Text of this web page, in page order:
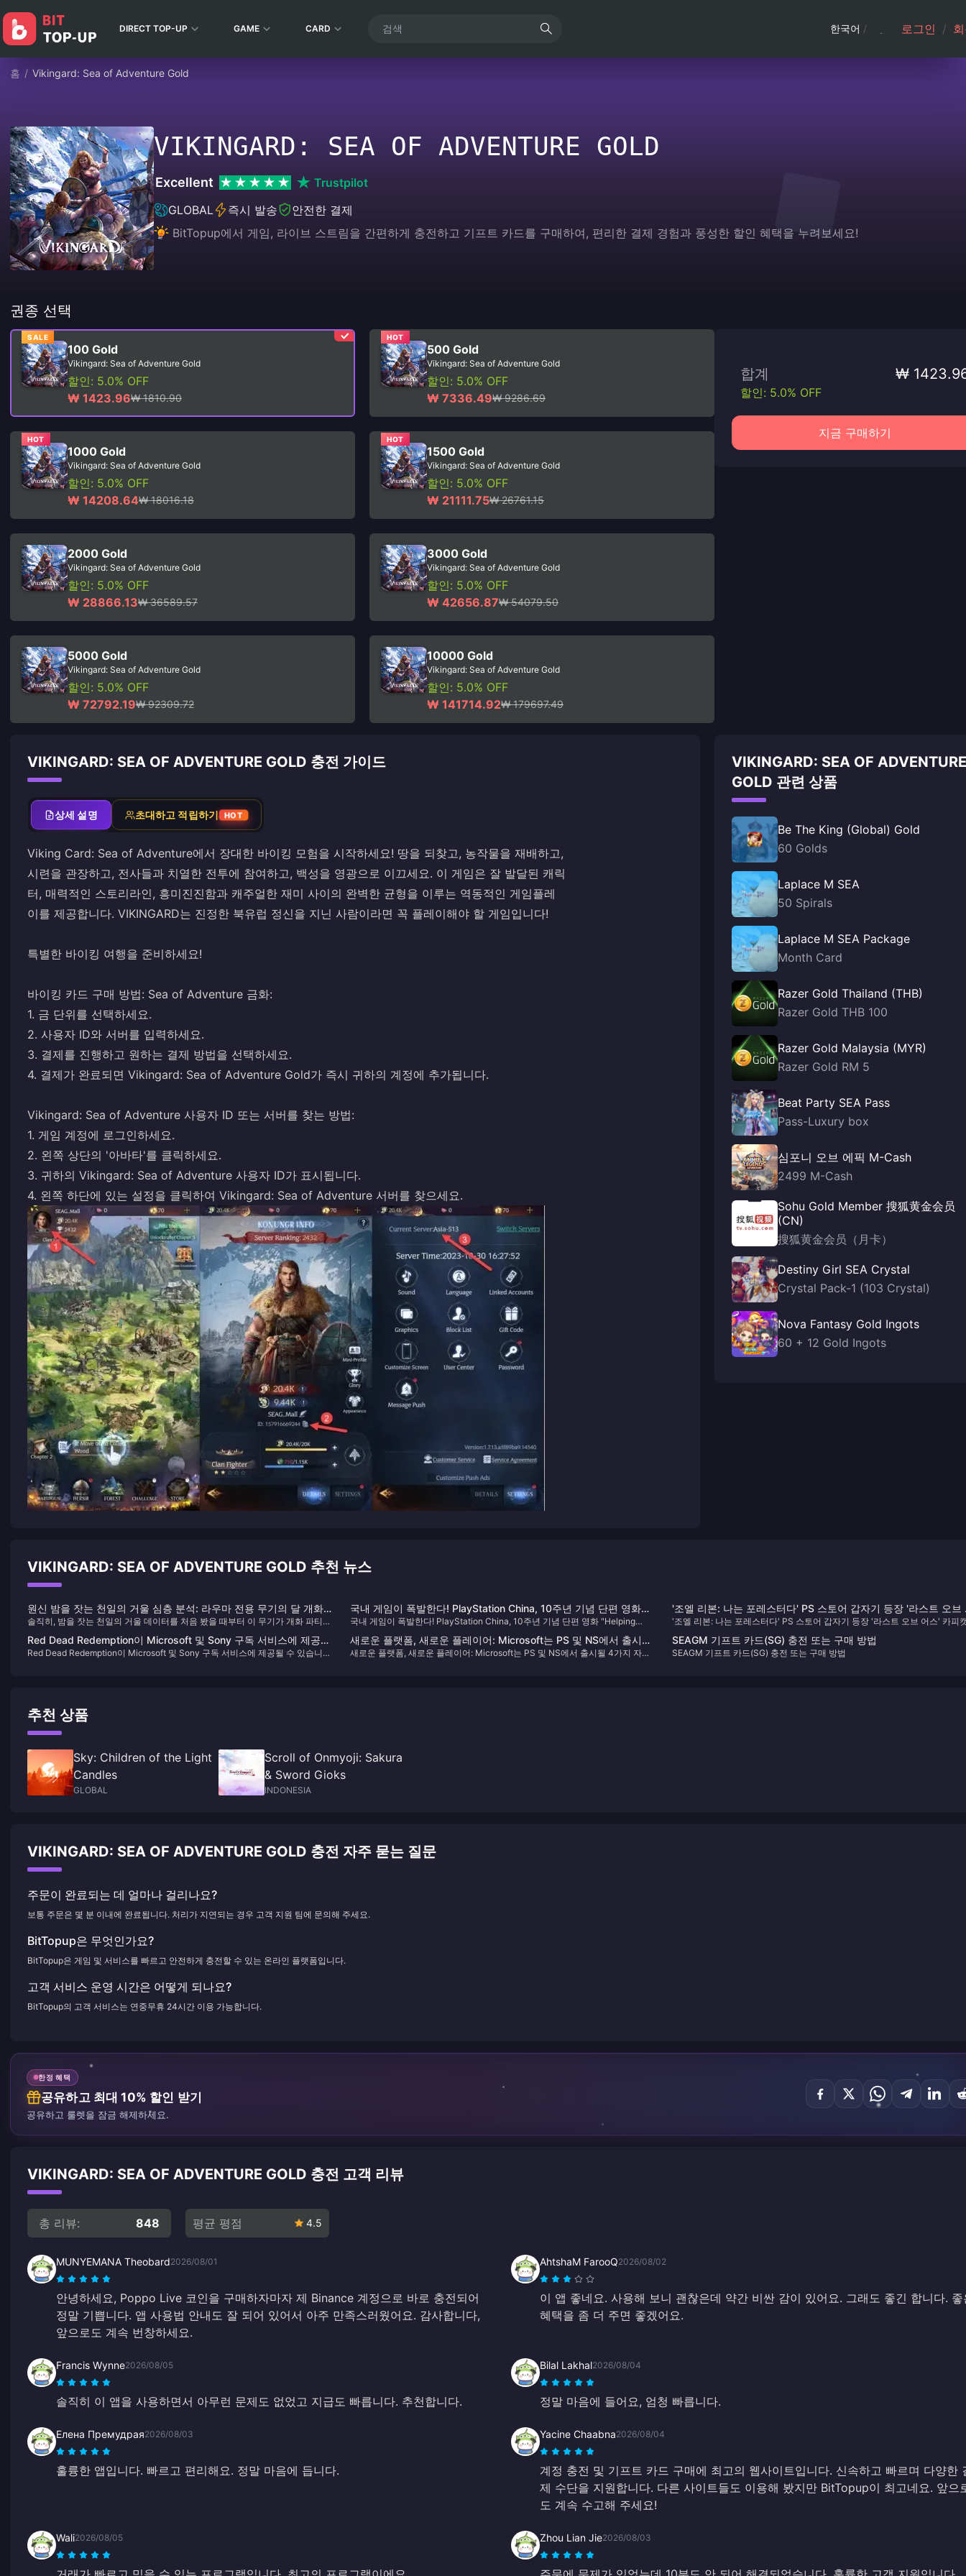
DIRECT TOP-UP GAME CARD 한국어 / 로그인 /
홈 / Vikingard: Sea of Adventure Gold
VIKINGARD: SEA OF ADVENTURE GOLD
Excellent
Trustpilot
GLOBAL
즉시 발송
안전한 결제
BitTopup에서 게임, 라이브 스트림을 간편하게 충전하고 기프트 카드를 구매하여, 편리한 결제 경험과 풍성한 할인 혜택을 누려보세요!
권종 선택
SALE
100 Gold
Vikingard: Sea of Adventure Gold
할인: 5.0% OFF
₩ 1423.96₩ 1810.90
HOT
500 Gold
Vikingard: Sea of Adventure Gold
할인: 5.0% OFF
₩ 7336.49₩ 9286.69
HOT
1000 Gold
Vikingard: Sea of Adventure Gold
할인: 5.0% OFF
₩ 14208.64₩ 18016.18
HOT
1500 Gold
Vikingard: Sea of Adventure Gold
할인: 5.0% OFF
₩ 21111.75₩ 26761.15
2000 Gold
Vikingard: Sea of Adventure Gold
할인: 5.0% OFF
₩ 28866.13₩ 36589.57
3000 Gold
Vikingard: Sea of Adventure Gold
할인: 5.0% OFF
₩ 42656.87₩ 54079.50
5000 Gold
Vikingard: Sea of Adventure Gold
할인: 5.0% OFF
₩ 72792.19₩ 92309.72
10000 Gold
Vikingard: Sea of Adventure Gold
할인: 5.0% OFF
₩ 141714.92₩ 179697.49
합계 ₩
할인: 5.0% OFF
지금 구매하기
VIKINGARD: SEA OF ADVENTURE GOLD 충전 가이드
상세 설명 초대하고 적립하기 HOT
Viking Card: Sea of ​​​​Adventure에서 장대한 바이킹 모험을 시작하세요! 땅을 되찾고, 농작물을 재배하고,
시련을 관장하고, 전사들과 치열한 전투에 참여하고, 백성을 영광으로 이끄세요. 이 게임은 잘 발달된 캐릭
터, 매력적인 스토리라인, 흥미진진함과 캐주얼한 재미 사이의 완벽한 균형을 이루는 역동적인 게임플레
이를 제공합니다. VIKINGARD는 진정한 북유럽 정신을 지닌 사람이라면 꼭 플레이해야 할 게임입니다!
특별한 바이킹 여행을 준비하세요!
바이킹 카드 구매 방법: Sea of ​​​​Adventure 금화:
1. 금 단위를 선택하세요.
2. 사용자 ID와 서버를 입력하세요.
3. 결제를 진행하고 원하는 결제 방법을 선택하세요.
4. 결제가 완료되면 Vikingard: Sea of ​​​​Adventure Gold가 즉시 귀하의 계정에 추가됩니다.
Vikingard: Sea of ​​​​Adventure 사용자 ID 또는 서버를 찾는 방법:
1. 게임 계정에 로그인하세요.
2. 왼쪽 상단의 '아바타'를 클릭하세요.
3. 귀하의 Vikingard: Sea of ​​Adventure 사용자 ID가 표시됩니다.
4. 왼쪽 하단에 있는 설정을 클릭하여 Vikingard: Sea of ​​​​Adventure 서버를 찾으세요.
VIKINGARD: SEA OF ADVENTURE
GOLD 관련 상품
Be The King (Global) Gold
60 Golds
Laplace M SEA
50 Spirals
Laplace M SEA Package
Month Card
Razer Gold Thailand (THB)
Razer Gold THB 100
Razer Gold Malaysia (MYR)
Razer Gold RM 5
Beat Party SEA Pass
Pass-Luxury box
심포니 오브 에픽 M-Cash
2499 M-Cash
Sohu Gold Member 搜狐黄金会员
(CN)
搜狐黄金会员（月卡）
Destiny Girl SEA Crystal
Crystal Pack-1 (103 Crystal)
Nova Fantasy Gold Ingots
60 + 12 Gold Ingots
VIKINGARD: SEA OF ADVENTURE GOLD 추천 뉴스
원신 밤을 잣는 천일의 거울 심층 분석: 라우마 전용 무기의 달 개화
시대
솔직히, 밤을 잣는 천일의 거울 데이터를 처음 봤을 때부터 이 무기가 개화 파티의
마스터리, 그리고 그 변태적인 "천년의 기도 노래" 스킬, 개화 반응 피해
120%~240% 증가? 이 수치만 봐도 설렙니다.
국내 게임이 폭발한다! PlayStation China, 10주년 기념 단편 영화
"Helping Chinese Creations Go Global" 공개
국내 게임이 폭발한다! PlayStation China, 10주년 기념 단편 영화 "Helping
'조엘 리본: 나는 포레스터다' PS 스토어 갑자기 등장 '라스트 오브
스' 카피캣 게임
'조엘 리본: 나는 포레스터다' PS 스토어 갑자기 등장 '라스트 오브 어스' 카피
Red Dead Redemption이 Microsoft 및 Sony 구독 서비스에 제공될
수 있습니다.
Red Dead Redemption이 Microsoft 및 Sony 구독 서비스에 제공될 수 있습니
새로운 플랫폼, 새로운 플레이어: Microsoft는 PS 및 NS에서 출시될
4가지 자사 작품 목록을 공식 발표했습니다.
새로운 플랫폼, 새로운 플레이어: Microsoft는 PS 및 NS에서 출시될 4가지 자사
SEAGM 기프트 카드(SG) 충전 또는 구매 방법
SEAGM 기프트 카드(SG) 충전 또는 구매 방법
추천 상품
Sky: Children of the Light
Candles
GLOBAL
Scroll of Onmyoji: Sakura
& Sword Gioks
INDONESIA
VIKINGARD: SEA OF ADVENTURE GOLD 충전 자주 묻는 질문
주문이 완료되는 데 얼마나 걸리나요?
보통 주문은 몇 분 이내에 완료됩니다. 처리가 지연되는 경우 고객 지원 팀에 문의해 주세요.
BitTopup은 무엇인가요?
BitTopup은 게임 및 서비스를 빠르고 안전하게 충전할 수 있는 온라인 플랫폼입니다.
고객 서비스 운영 시간은 어떻게 되나요?
BitTopup의 고객 서비스는 연중무휴 24시간 이용 가능합니다.
한정 혜택
공유하고 최대 10% 할인 받기
공유하고 룰렛을 잠금 해제하세요.
VIKINGARD: SEA OF ADVENTURE GOLD 충전 고객 리뷰
총 리뷰: 848 평균 평점 4.5
MUNYEMANA Theobard2026/08/01
안녕하세요, Poppo Live 코인을 구매하자마자 제 Binance 계정으로 바로 충전되어
정말 기쁩니다. 앱 사용법 안내도 잘 되어 있어서 아주 만족스러웠어요. 감사합니다,
앞으로도 계속 번창하세요.
AhtshaM FarooQ2026/08/02
이 앱 좋네요. 사용해 보니 괜찮은데 약간 비싼 감이 있어요. 그래도 좋긴 합니다. 좋
혜택을 좀 더 주면 좋겠어요.
Francis Wynne2026/08/05
솔직히 이 앱을 사용하면서 아무런 문제도 없었고 지급도 빠릅니다. 추천합니다.
Bilal Lakhal2026/08/04
정말 마음에 들어요, 엄청 빠릅니다.
Елена Премудрая2026/08/03
훌륭한 앱입니다. 빠르고 편리해요. 정말 마음에 듭니다.
Yacine Chaabna2026/08/04
계정 충전 및 기프트 카드 구매에 최고의 웹사이트입니다. 신속하고 빠르며 다양한
제 수단을 지원합니다. 다른 사이트들도 이용해 봤지만 BitTopup이 최고네요. 앞으
도 계속 수고해 주세요!
Wali2026/08/05 Zhou Lian Jie2026/08/03